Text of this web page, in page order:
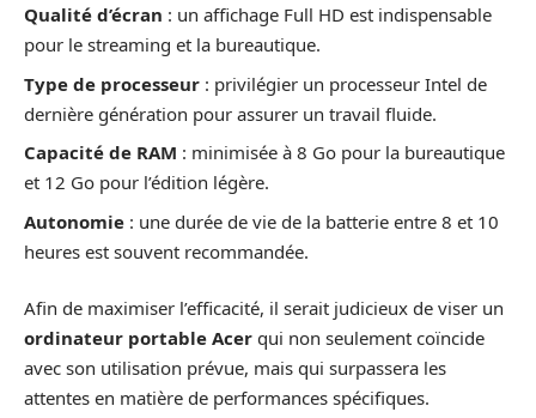
Qualité d’écran : un affichage Full HD est indispensable
pour le streaming et la bureautique.
Type de processeur : privilégier un processeur Intel de
dernière génération pour assurer un travail fluide.
Capacité de RAM : minimisée à 8 Go pour la bureautique
et 12 Go pour l’édition légère.
Autonomie : une durée de vie de la batterie entre 8 et 10
heures est souvent recommandée.
Afin de maximiser l’efficacité, il serait judicieux de viser un
ordinateur portable Acer qui non seulement coïncide
avec son utilisation prévue, mais qui surpassera les
attentes en matière de performances spécifiques.